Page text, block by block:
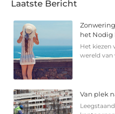
Laatste Bericht
het Nodig
Het kiezen
wereld van
Van plek